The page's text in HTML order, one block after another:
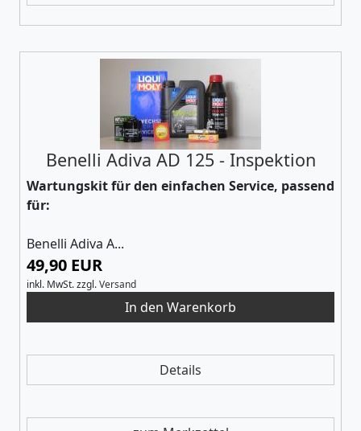
Benelli Adiva AD 125 - Inspektion
Wartungskit für den einfachen Service, passend
für:
Benelli Adiva A...
49,90 EUR
inkl. MwSt.zzgl.Versand
Details